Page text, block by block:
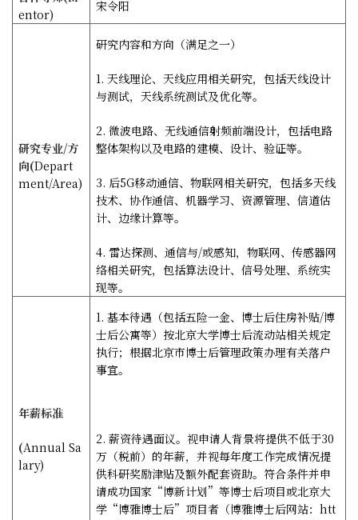
entor)
宋令阳
研究专业/方
向(Depart
ment/Area)
研究内容和方向（满足之一）
1.天线理论、天线应用相关研究，包括天线设计
与测试，天线系统测试及优化等。
2.微波电路、无线通信射频前端设计，包括电路
整体架构以及电路的建模、设计、验证等。
3. 后5G移动通信、物联网相关研究，包括多天线
技术、协作通信、机器学习、资源管理、信道估
计、边缘计算等。
4.雷达探测、通信与/或感知，物联网、传感器网
络相关研究，包括算法设计、信号处理、系统实
现等。
年薪标准
(Annual Sa
lary)
1.基本待遇（包括五险一金、博士后住房补贴/博
士后公寓等）按北京大学博士后流动站相关规定
执行；根据北京市博士后管理政策办理有关落户
事宜。
2.薪资待遇面议。视申请人背景将提供不低于30
万（税前）的年薪，并视每年度工作完成情况提
供科研奖励津贴及额外配套资助。符合条件并申
请成功国家“博新计划”等博士后项目或北京大
学“博雅博士后”项目者（博雅博士后网站：htt